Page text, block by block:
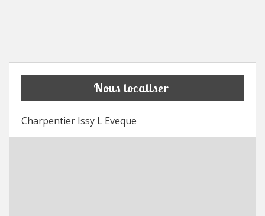
Nous localiser
Charpentier Issy L Eveque